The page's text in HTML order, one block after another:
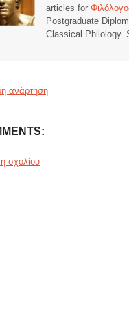
articles for
Postgraduate
Classical Philology.
ανάρτηση
σχολίου